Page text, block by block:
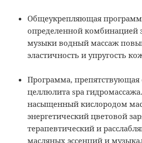
Общеукрепляющая
определенной комбинацией
музыки водный массаж
эластичность и упругость
Программа, препятствующая
целлюлита spa
насыщенный кислородом
энергетический цветовой
терапевтический и
масляных эссенций и